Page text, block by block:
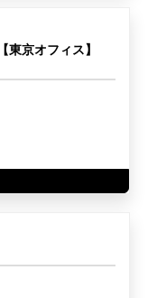
京オフィス】